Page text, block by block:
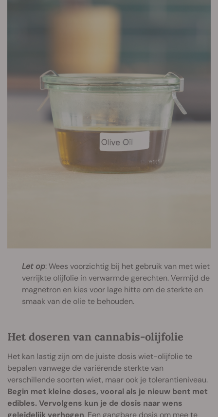
Let op: Wees voorzichtig bij het gebruik van met wiet
verrijkte olijfolie in verwarmde gerechten. Vermijd de
magnetron en kies voor lage hitte om de sterkte en
smaak van de olie te behouden.
Het doseren van cannabis-olijfolie
Het kan lastig zijn om de juiste dosis wiet-olijfolie te
bepalen vanwege de variërende sterkte van
verschillende soorten wiet, maar ook je tolerantieniveau.
Begin met kleine doses, vooral als je nieuw bent met
edibles. Vervolgens kun je de dosis naar wens